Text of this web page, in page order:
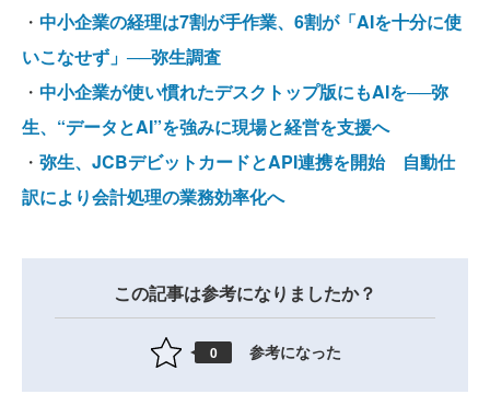
・ 中小企業の経理は7割が手作業、6割が「AIを十分に使
いこなせず」──弥生調査
・ 中小企業が使い慣れたデスクトップ版にもAIを──弥
生、“データとAI”を強みに現場と経営を支援へ
・ 弥生、JCBデビットカードとAPI連携を開始 自動仕
訳により会計処理の業務効率化へ
この記事は参考になりましたか？
0 参考になった